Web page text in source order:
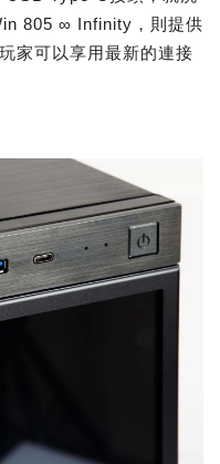
805 ∞ Infinity，則提供
家可以享用最新的連接